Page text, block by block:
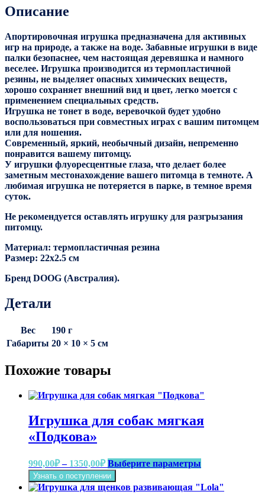
Описание
Апортировочная игрушка предназначена для активных
игр на природе, а также на воде. Забавные игрушки в виде
палки безопаснее, чем настоящая деревяшка и намного
веселее. Игрушка производится из термопластичной
резины, не выделяет опасных химических веществ,
хорошо сохраняет внешний вид и цвет, легко моется с
применением специальных средств.
Игрушка не тонет в воде, веревочкой будет удобно
воспользоваться при совместных играх с вашим питомцем
или для ношения.
Современный, яркий, необычный дизайн, непременно
понравится вашему питомцу.
У игрушки флуоресцентные глаза, что делает более
заметным местонахождение вашего питомца в темноте. А
любимая игрушка не потеряется в парке, в темное время
суток.
Не рекомендуется оставлять игрушку для разгрызания
питомцу.
Материал: термопластичная резина
Размер: 22х2.5 см
Бренд DOOG (Австралия).
Детали
Вес
190 г
Габариты 20 × 10 × 5 см
Похожие товары
Игрушка для собак мягкая
«Подкова»
990,00₽ – 1350,00₽Диапазон
цен:
990,00₽
–
Выберите параметрыЭтот
товар
имеет
несколько
Узнать о поступлении